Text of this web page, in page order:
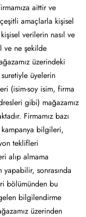
aittir ve
amaçlarla kişisel
verilerin nasıl ve
ve ne şekilde
üzerindeki
üyelerin
(isim-soy isim, firma
gibi) mağazamız
Firmamız bazı
bilgileri,
teklifleri
alıp almama
sonrasında
bölümünden bu
bilgilendirme
üzerinden